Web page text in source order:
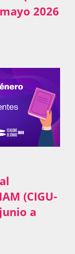
2026
(CIGU-
a